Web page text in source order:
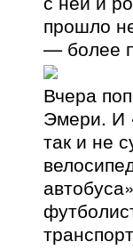
прошло
— более
Вчера
Эмери. И
так и не